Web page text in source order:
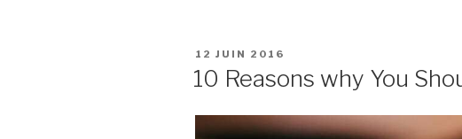
PUBLIÉ
12 JUIN 2016
10 Reasons why You